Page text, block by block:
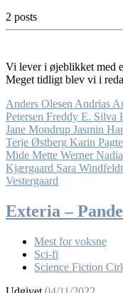
2 posts
Vi lever i øjeblikket med
Meget tidligt blev vi i
Anders Olesen Andrias
Petersen Freddy E. Silva
Jane Mondrup Jasmin
Terje Østberg Karin
Mide Mette Werner
Kjærgaard Sara
Vestergaard
Exteria –
Mest for voksne
Sci-fi
Science Fiction